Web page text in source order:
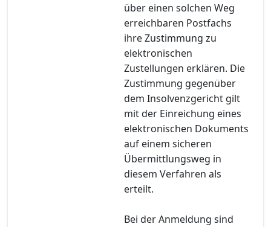
über einen solchen Weg
erreichbaren Postfachs
ihre Zustimmung zu
elektronischen
Zustellungen erklären. Die
Zustimmung gegenüber
dem Insolvenzgericht gilt
mit der Einreichung eines
elektronischen Dokuments
auf einem sicheren
Übermittlungsweg in
diesem Verfahren als
erteilt.
Bei der Anmeldung sind